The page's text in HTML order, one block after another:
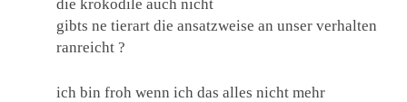
die krokodile auch nicht
gibts ne tierart die ansatzweise an unser verhalten
ranreicht ?
ich bin froh wenn ich das alles nicht mehr